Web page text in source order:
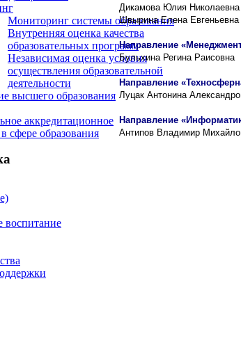
Мониторинг системы образования
Внутренняя оценка качества
образовательных программ
Независимая оценка условия
осуществления образовательной
деятельности
высшего образования
аккредитационное
сфере образования
Дикамова Юлия Николаевна
Швырина Елена Евгеньевна
Направление
Бульхина Регина Раисовна
Направление
Луцак Антонина
Направление
Антипов Владимир
воспитание